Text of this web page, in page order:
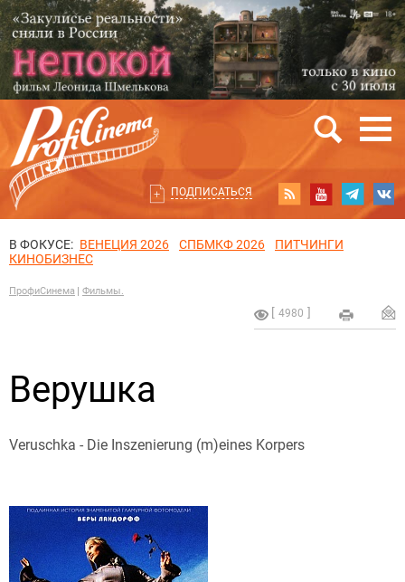
ПОДПИСАТЬСЯ
В ФОКУСЕ: ВЕНЕЦИЯ 2026 СПБМКФ 2026
ПИТЧИНГИ
КИНОБИЗНЕС
ПрофиСинема Фильмы.
4980
Верушка
Veruschka - Die Inszenierung (m)eines Korpers